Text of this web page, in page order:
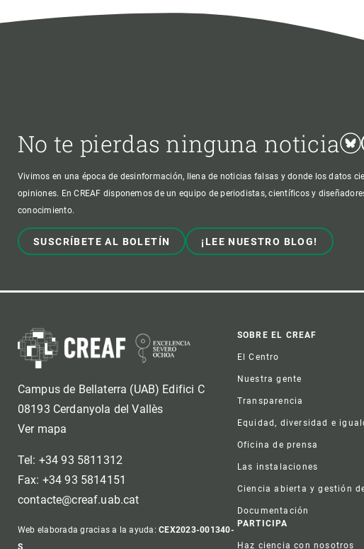
No te pierdas ninguna noticia
Vivimos en una época de desinformación, llena de noticias falsas y donde los datos
opiniones. En CREAF disponemos de un equipo de periodistas, científicos y
conocimiento.
SUSCRÍBETE AL BOLETÍN ¡LEE NUESTRO BLOG!
Campus de Bellaterra (UAB) Edifici C
08193 Cerdanyola del Vallès
Ver mapa
Tel: +34 93 5811312
Fax: +34 93 5814151
contacte@creaf.uab.cat
Web elaborada gracias a la ayuda:CEX2023-001340-
S
Footer
SOBRE EL CREAF
El Centro
Nuestra gente
Transparencia
Equidad, diversidad e
Oficina de prensa
Las instalaciones
Ciencia abierta y gestión
Documentación
PARTICIPA
Haz ciencia con nosotros